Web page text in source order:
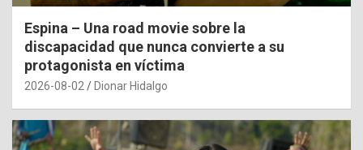
Espina – Una road movie sobre la
discapacidad que nunca convierte a su
protagonista en víctima
2026-08-02 Dionar Hidalgo